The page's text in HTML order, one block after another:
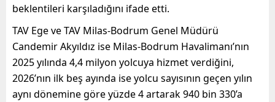
beklentileri karşıladığını ifade etti.
TAV Ege ve TAV Milas-Bodrum Genel Müdürü
Candemir Akyıldız ise Milas-Bodrum Havalimanı’nın
2025 yılında 4,4 milyon yolcuya hizmet verdiğini,
2026’nın ilk beş ayında ise yolcu sayısının geçen yılın
aynı dönemine göre yüzde 4 artarak 940 bin 330’a